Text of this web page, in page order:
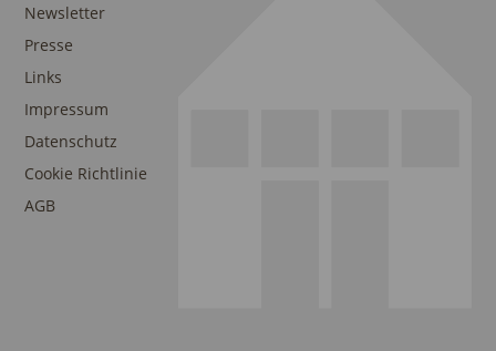
Newsletter
Presse
Links
Impressum
Datenschutz
Cookie Richtlinie
AGB